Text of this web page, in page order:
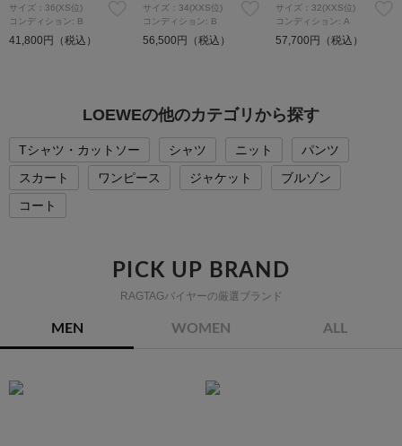
サイズ：36(XS位)
コンディション: B
41,800円（税込）
サイズ：34(XXS位)
コンディション: B
56,500円（税込）
サイズ：32(XXS位)
コンディション: A
57,700円（税込）
LOEWEの他のカテゴリから探す
Tシャツ・カットソー シャツ ニット
パンツ
スカート
ワンピース ジャケット
ブルゾン
コート
PICK UP BRAND
RAGTAGバイヤーの厳選ブランド
MEN WOMEN ALL